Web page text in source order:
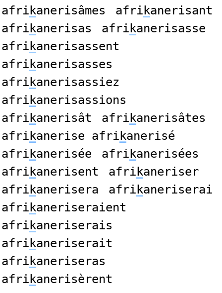
afri kanerisâmes afri kanerisant
afri kanerisas afri kanerisasse
afri kanerisassent
afri kanerisasses
afri kanerisassiez
afri kanerisassions
afri kanerisât afri kanerisâtes
afri kanerise afri kanerisé
afri kanerisée afri kanerisées
afri kanerisent afri kaneriser
afri kanerisera afri kaneriserai
afri kaneriseraient
afri kaneriserais
afri kaneriserait
afri kaneriseras
afri kanerisèrent